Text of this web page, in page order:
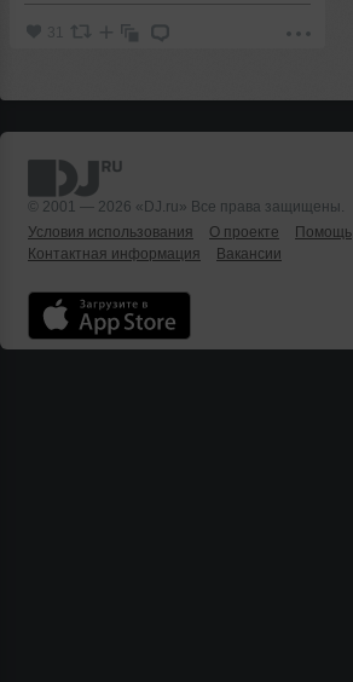
31
© 2001 — 2026 «DJ.ru» Все права защищены.
Условия использования
О проекте Помощь
Контактная информация
Вакансии